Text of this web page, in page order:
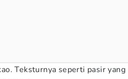
Teksturnya seperti pasir yang